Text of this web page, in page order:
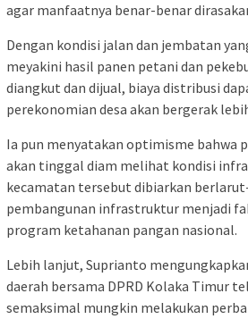
agar manfaatnya benar-benar
Dengan kondisi jalan dan jembatan
meyakini hasil panen petani dan
diangkut dan dijual, biaya distribusi
perekonomian desa akan bergerak
Ia pun menyatakan optimisme bahwa
akan tinggal diam melihat kondisi
kecamatan tersebut dibiarkan
pembangunan infrastruktur menjadi
program ketahanan pangan nasional.
Lebih lanjut, Suprianto
daerah bersama DPRD Kolaka Timur
semaksimal mungkin melakukan